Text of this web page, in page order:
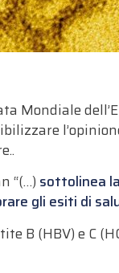
Mondiale
“(…) sottolinea
gli esiti di
B (HBV) e C